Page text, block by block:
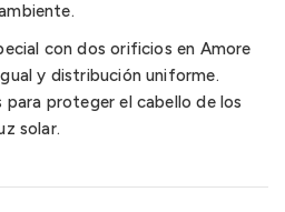
con dos orificios en Amore
y distribución uniforme.
proteger el cabello de los
solar.